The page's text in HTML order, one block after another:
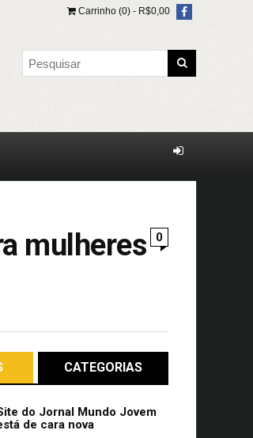
Carrinho (0) - R$0,00
0
mulheres
CATEGORIAS
do Jornal Mundo Jovem
de cara nova